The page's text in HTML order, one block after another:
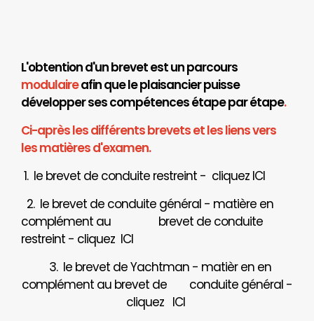
L'obtention d'un brevet est un parcours
modulaireafin que le plaisancier puisse
développer ses compétences étape par étape.
Ci-après les différents brevets et les liens vers
les matières d'examen.
1. le brevet de conduite restreint - cliquez ICI
2. le brevet de conduite général - matière en
complément au brevet de conduite
restreint - cliquez ICI
3. le brevet de Yachtman - matièr en en
complément au brevet de
conduite général -
cliquez ICI